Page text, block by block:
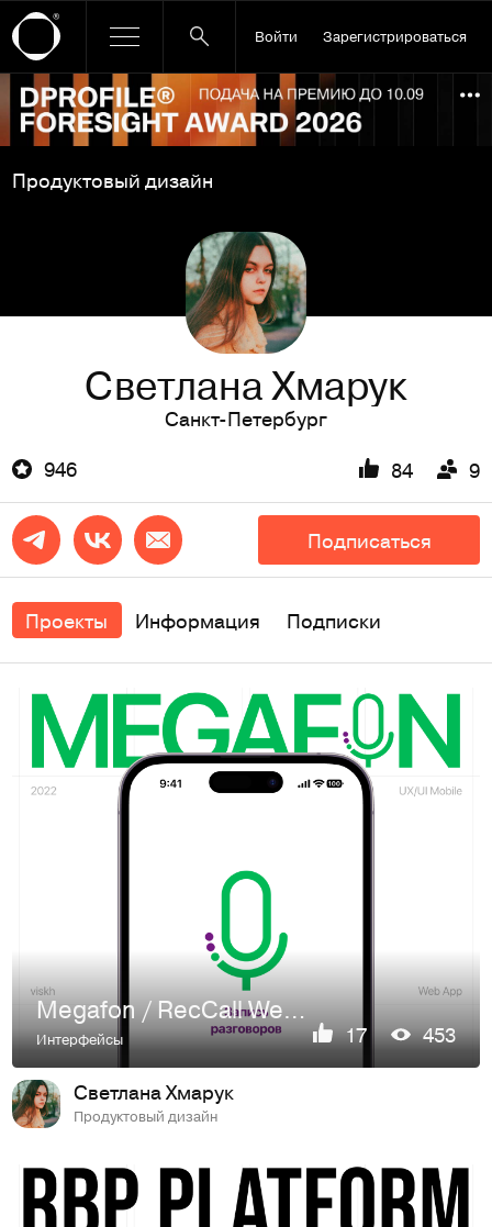
Войти Зарегистрироваться
Ссылка баннера
Продуктовый дизайн
Светлана Хмарук
Санкт-Петербург
946
84 9
Подписаться
Проекты Информация Подписки
Megafon / RecCall WebApp
Интерфейсы 17 453
Светлана Хмарук
Продуктовый дизайн